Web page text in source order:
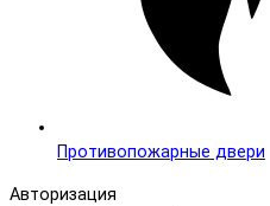
Противопожарные двери
Авторизация